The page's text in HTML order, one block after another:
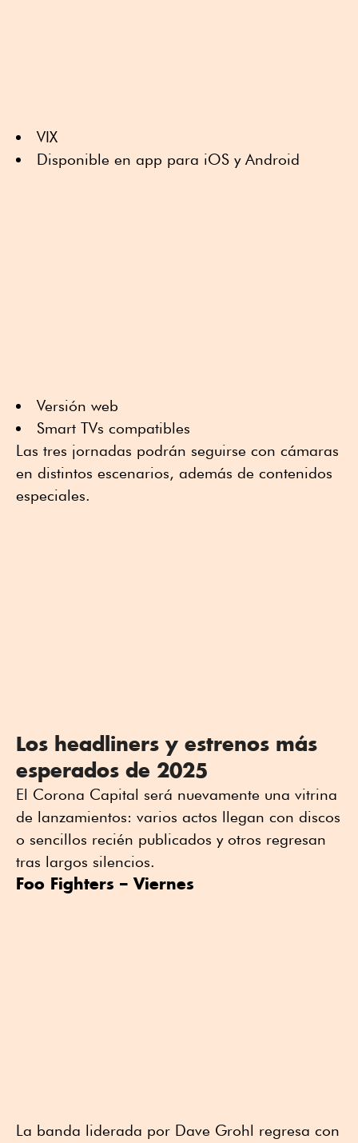
VIX
Disponible en app para iOS y Android
Versión web
Smart TVs compatibles
Las tres jornadas podrán seguirse con cámaras
en distintos escenarios, además de contenidos
especiales.
Los headliners y estrenos más
esperados de 2025
El Corona Capital será nuevamente una vitrina
de lanzamientos: varios actos llegan con discos
o sencillos recién publicados y otros regresan
tras largos silencios.
Foo Fighters – Viernes
La banda liderada por Dave Grohl regresa con